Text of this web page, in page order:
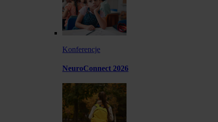
Konferencje
NeuroConnect 2026